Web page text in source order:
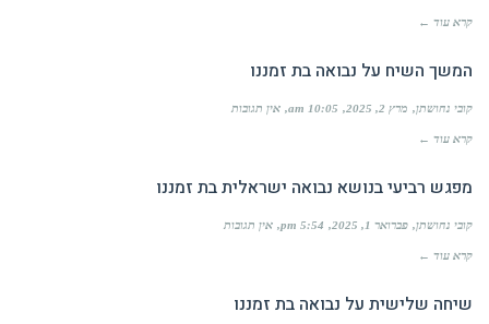
קרא עוד ←
המשך השיח על נבואה בת זמננו
קובי נחושתן מרץ 2, 2025 10:05 am אין תגובות
קרא עוד ←
מפגש רביעי בנושא נבואה ישראלית בת זמננו
קובי נחושתן פברואר 1, 2025 5:54 pm אין תגובות
קרא עוד ←
שיחה שלישית על נבואה בת זמננו